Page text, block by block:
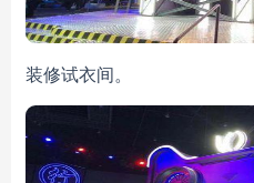
装修试衣间。